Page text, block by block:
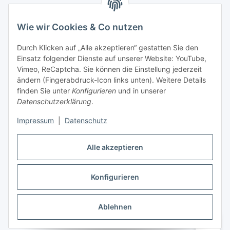
Alle akzeptieren
Konfigurieren
Ablehnen
Wie wir Cookies & Co nutzen
Durch Klicken auf „Alle akzeptieren“ gestatten Sie den
Einsatz folgender Dienste auf unserer Website: YouTube,
Vimeo, ReCaptcha. Sie können die Einstellung jederzeit
ändern (Fingerabdruck-Icon links unten). Weitere Details
finden Sie unter Konfigurieren und in unserer
Datenschutzerklärung.
Impressum Datenschutz
Informationen
Gesetzliche Informationen
Mein Konto
masterframe GmbH
Vertrag widerrufen
* Alle Preise inkl. gesetzlicher USt., zzgl.Versand